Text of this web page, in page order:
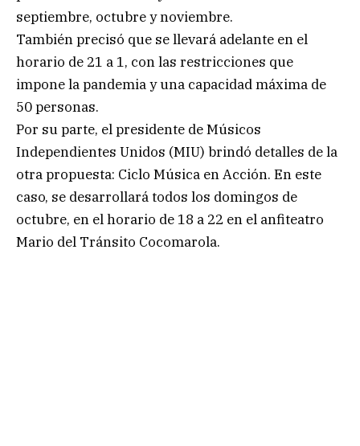
septiembre, octubre y noviembre.
También precisó que se llevará adelante en el
horario de 21 a 1, con las restricciones que
impone la pandemia y una capacidad máxima de
50 personas.
Por su parte, el presidente de Músicos
Independientes Unidos (MIU) brindó detalles de la
otra propuesta: Ciclo Música en Acción. En este
caso, se desarrollará todos los domingos de
octubre, en el horario de 18 a 22 en el anfiteatro
Mario del Tránsito Cocomarola.